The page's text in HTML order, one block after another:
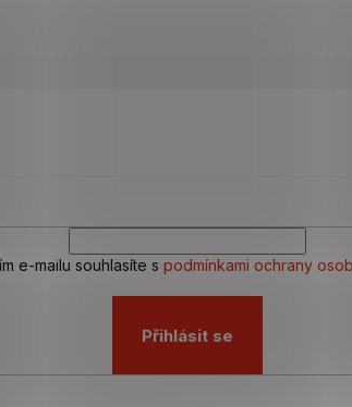
e-mailu souhlasíte s podmínkami ochrany
Přihlásit se